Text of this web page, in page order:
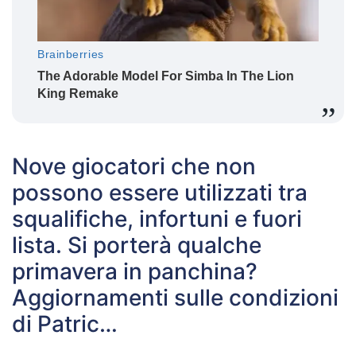
Nove giocatori che non
possono essere utilizzati tra
squalifiche, infortuni e fuori
lista. Si porterà qualche
primavera in panchina?
Aggiornamenti sulle condizioni
di Patric…